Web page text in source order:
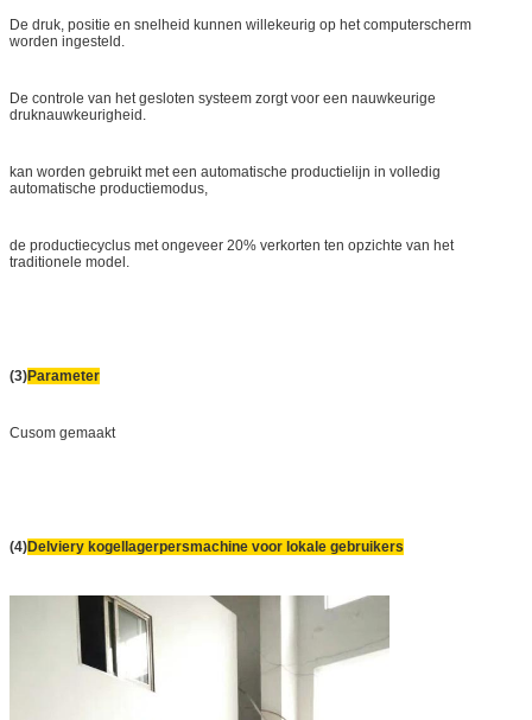
De druk, positie en snelheid kunnen willekeurig op het computerscherm
worden ingesteld.
De controle van het gesloten systeem zorgt voor een nauwkeurige
druknauwkeurigheid.
kan worden gebruikt met een automatische productielijn in volledig
automatische productiemodus,
de productiecyclus met ongeveer 20% verkorten ten opzichte van het
traditionele model.
(3)Parameter
Cusom gemaakt
(4)Delviery kogellagerpersmachine voor lokale gebruikers